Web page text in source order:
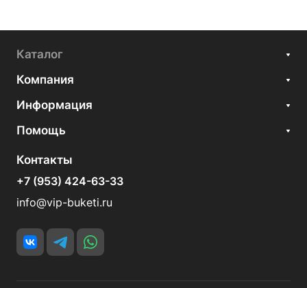
Каталог
Компания
Информация
Помощь
Контакты
+7 (953) 424-63-33
info@vip-buketi.ru